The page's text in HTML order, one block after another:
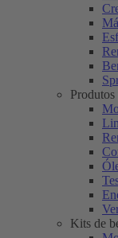
Produtos
Kits de